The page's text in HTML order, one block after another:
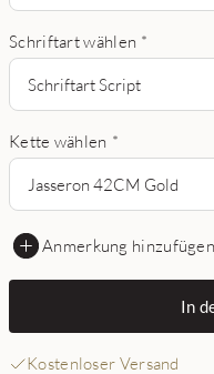
Schriftart wählen *
Schriftart Script
Kette wählen *
Jasseron 42CM Gold
Anmerkung hinzufügen
In
Kostenloser Versand